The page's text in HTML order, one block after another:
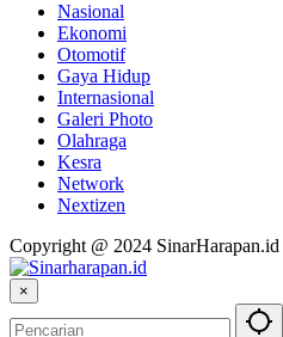
Nasional
Ekonomi
Otomotif
Gaya Hidup
Internasional
Galeri Photo
Olahraga
Kesra
Network
Nextizen
Copyright @ 2024
×